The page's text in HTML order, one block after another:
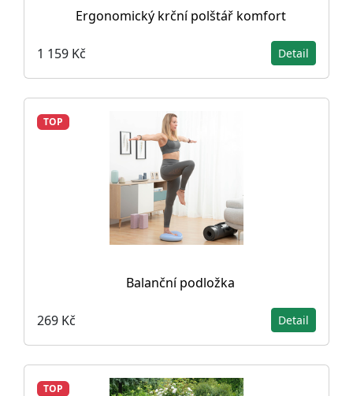
Ergonomický krční polštář komfort
1 159 Kč Detail
TOP
Balanční podložka
269 Kč Detail
TOP